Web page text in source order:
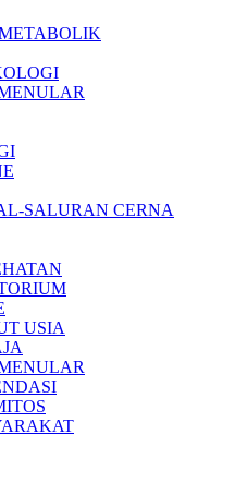
SALURAN CERNA
USIA